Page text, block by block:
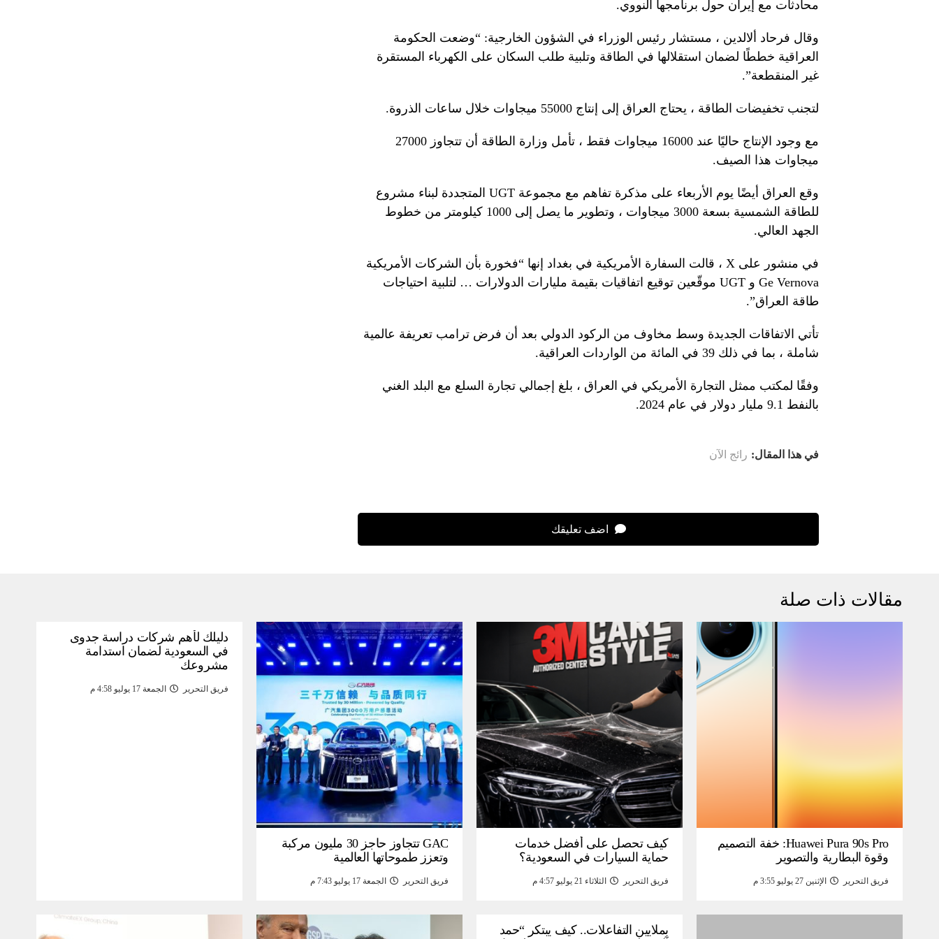
محادثات مع إيران حول برنامجها النووي.
وقال فرحاد ألالدين ، مستشار رئيس الوزراء في الشؤون الخارجية: “وضعت الحكومة
العراقية خططًا لضمان استقلالها في الطاقة وتلبية طلب السكان على الكهرباء المستقرة
غير المنقطعة”.
لتجنب تخفيضات الطاقة ، يحتاج العراق إلى إنتاج 55000 ميجاوات خلال ساعات الذروة.
مع وجود الإنتاج حاليًا عند 16000 ميجاوات فقط ، تأمل وزارة الطاقة أن تتجاوز 27000
ميجاوات هذا الصيف.
وقع العراق أيضًا يوم الأربعاء على مذكرة تفاهم مع مجموعة UGT المتجددة لبناء مشروع
للطاقة الشمسية بسعة 3000 ميجاوات ، وتطوير ما يصل إلى 1000 كيلومتر من خطوط
الجهد العالي.
في منشور على X ، قالت السفارة الأمريكية في بغداد إنها “فخورة بأن الشركات الأمريكية
Ge Vernova و UGT موقّعين توقيع اتفاقيات بقيمة مليارات الدولارات … لتلبية احتياجات
طاقة العراق”.
تأتي الاتفاقات الجديدة وسط مخاوف من الركود الدولي بعد أن فرض ترامب تعريفة عالمية
شاملة ، بما في ذلك 39 في المائة من الواردات العراقية.
وفقًا لمكتب ممثل التجارة الأمريكي في العراق ، بلغ إجمالي تجارة السلع مع البلد الغني
بالنفط 9.1 مليار دولار في عام 2024.
في هذا المقال: رائج الآن
اضف تعليقك
مقالات ذات صلة
Huawei Pura 90s Pro: خفة التصميم
وقوة البطارية والتصوير
فريق التحرير الإثنين 27 يوليو 3:55 م
كيف تحصل على أفضل خدمات
حماية السيارات في السعودية؟
فريق التحرير الثلاثاء 21 يوليو 4:57 م
GAC تتجاوز حاجز 30 مليون مركبة
وتعزز طموحاتها العالمية
فريق التحرير الجمعة 17 يوليو 7:43 م
دليلك لأهم شركات دراسة جدوى
في السعودية لضمان استدامة
مشروعك
فريق التحرير الجمعة 17 يوليو 4:58 م
بملايين التفاعلات.. كيف يبتكر “حمد